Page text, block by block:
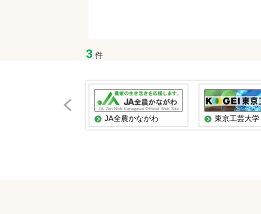
3 件
JA全農かながわ 東京工芸大学